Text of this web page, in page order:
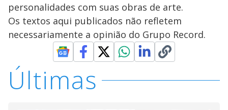
personalidades com suas obras de arte.
Os textos aqui publicados não refletem
necessariamente a opinião do Grupo Record.
Últimas